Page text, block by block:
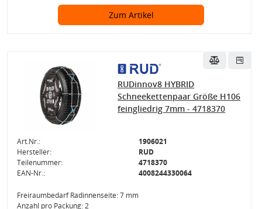
Zum Artikel
RUDinnov8 HYBRID
Schneekettenpaar Größe H106
feingliedrig 7mm - 4718370
Art.Nr.:
1906021
Hersteller:
RUD
Teilenummer:
4718370
EAN-Nr.:
4008244330064
Freiraumbedarf Radinnenseite: 7 mm
Anzahl pro Packung: 2